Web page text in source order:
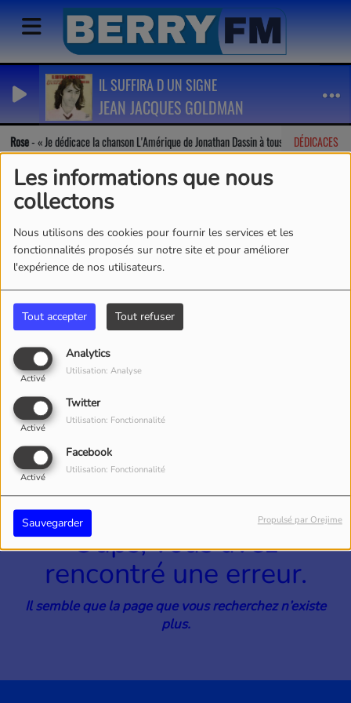
Les informations que nous
collectons
Nous utilisons des cookies pour fournir les services et les
fonctionnalités proposés sur notre site et pour améliorer
l'expérience de nos utilisateurs.
Tout accepter Tout refuser
Analytics
Activé
Utilisation: Analyse
Twitter
Activé
Utilisation: Fonctionnalité
Facebook
Activé
Utilisation: Fonctionnalité
Sauvegarder Propulsé par Orejime
IL SUFFIRA D UN SIGNE
JEAN JACQUES GOLDMAN
DÉDICACES
Rose- Je dédicace la chanson L'Amérique de Jonathan Dassin à tous!!
Oups, vous avez
rencontré une erreur.
Il semble que la page que vous recherchez n’existe
plus.